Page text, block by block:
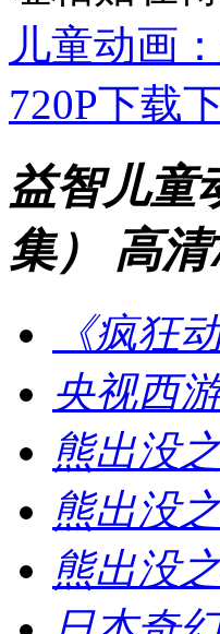
儿童动画
720P下载
益智儿童
集） 高清
《疯狂
央视西
熊出没
熊出没
熊出没